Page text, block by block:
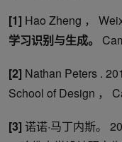
[1] Hao Zheng ，
学习识别与生成。
[2] Nathan Peters .
School of Design ，
[3] 诺诺·马丁内斯。